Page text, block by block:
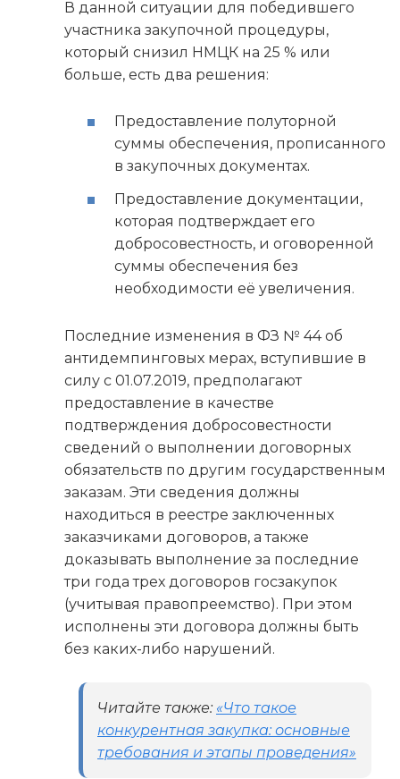
В данной ситуации для победившего
участника закупочной процедуры,
который снизил НМЦК на 25 % или
больше, есть два решения:
Предоставление полуторной
суммы обеспечения, прописанного
в закупочных документах.
Предоставление документации,
которая подтверждает его
добросовестность, и оговоренной
суммы обеспечения без
необходимости её увеличения.
Последние изменения в ФЗ № 44 об
антидемпинговых мерах, вступившие в
силу с 01.07.2019, предполагают
предоставление в качестве
подтверждения добросовестности
сведений о выполнении договорных
обязательств по другим государственным
заказам. Эти сведения должны
находиться в реестре заключенных
заказчиками договоров, а также
доказывать выполнение за последние
три года трех договоров госзакупок
(учитывая правопреемство). При этом
исполнены эти договора должны быть
без каких-либо нарушений.
Читайте также: «Что такое
конкурентная закупка: основные
требования и этапы проведения»